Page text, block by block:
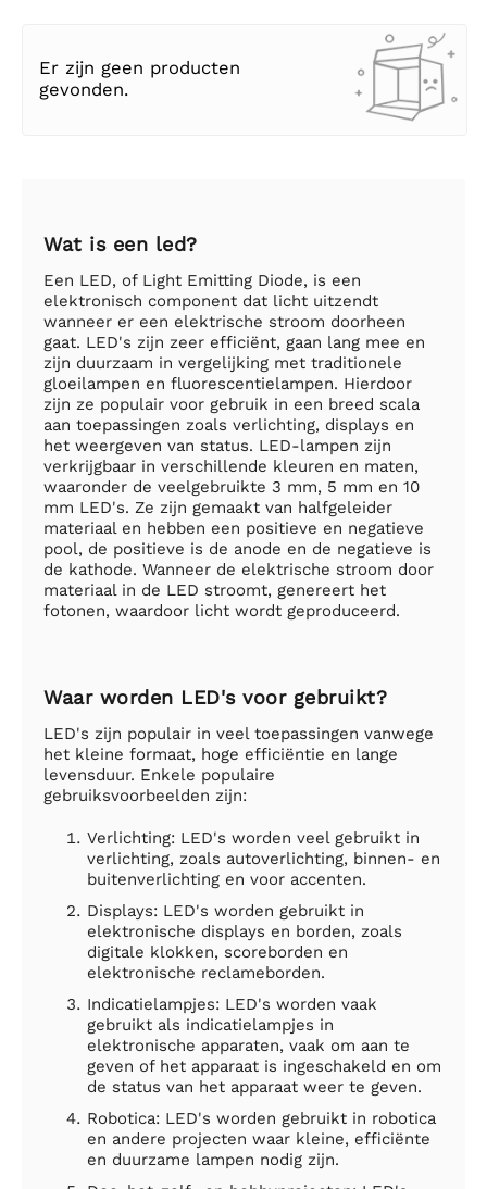
Er zijn geen producten
gevonden.
Wat is een led?
Een LED, of Light Emitting Diode, is een
elektronisch component dat licht uitzendt
wanneer er een elektrische stroom doorheen
gaat. LED's zijn zeer efficiënt, gaan lang mee en
zijn duurzaam in vergelijking met traditionele
gloeilampen en fluorescentielampen. Hierdoor
zijn ze populair voor gebruik in een breed scala
aan toepassingen zoals verlichting, displays en
het weergeven van status. LED-lampen zijn
verkrijgbaar in verschillende kleuren en maten,
waaronder de veelgebruikte 3 mm, 5 mm en 10
mm LED's. Ze zijn gemaakt van halfgeleider
materiaal en hebben een positieve en negatieve
pool, de positieve is de anode en de negatieve is
de kathode. Wanneer de elektrische stroom door
materiaal in de LED stroomt, genereert het
fotonen, waardoor licht wordt geproduceerd.
Waar worden LED's voor gebruikt?
LED's zijn populair in veel toepassingen vanwege
het kleine formaat, hoge efficiëntie en lange
levensduur. Enkele populaire
gebruiksvoorbeelden zijn:
Verlichting: LED's worden veel gebruikt in
verlichting, zoals autoverlichting, binnen- en
buitenverlichting en voor accenten.
Displays: LED's worden gebruikt in
elektronische displays en borden, zoals
digitale klokken, scoreborden en
elektronische reclameborden.
Indicatielampjes: LED's worden vaak
gebruikt als indicatielampjes in
elektronische apparaten, vaak om aan te
geven of het apparaat is ingeschakeld en om
de status van het apparaat weer te geven.
Robotica: LED's worden gebruikt in robotica
en andere projecten waar kleine, efficiënte
en duurzame lampen nodig zijn.